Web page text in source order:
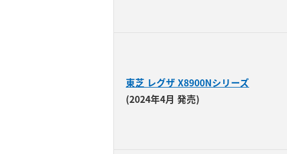
東芝 レグザ X8900Nシリーズ
(2024年4月 発売)